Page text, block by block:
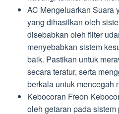
AC Mengeluarkan Suara
yang dihasilkan oleh
disebabkan oleh filter
menyebabkan sistem
baik. Pastikan untuk
secara teratur, serta
berkala untuk mencegah
Kebocoran Freon
oleh getaran pada